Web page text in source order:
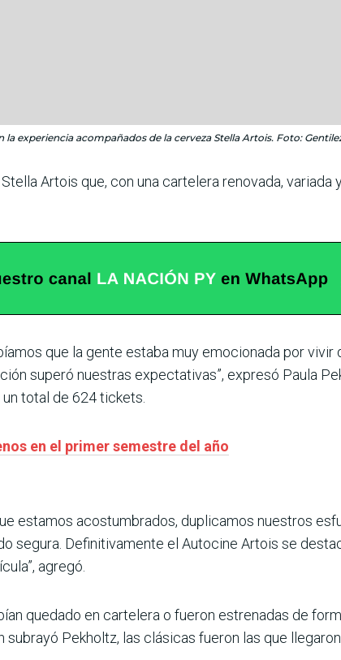
la experiencia acompañados de la cerveza Stella Artois. Foto:
Artois que, con una cartelera renovada, variada
que la gente estaba muy emocionada por
superó nuestras expectativas”, expresó Paula
total de 624 tickets.
en el primer semestre del año
estamos acostumbrados, duplicamos nuestros
segura. Definitivamente el Autocine Artois se
agregó.
quedado en cartelera o fueron estrenadas de
subrayó Pekholtz, las clásicas fueron las que